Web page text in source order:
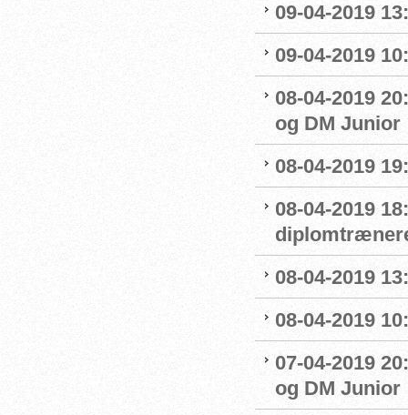
09-04-2019
09-04-2019
08-04-2019
og DM Junior
08-04-2019
08-04-2019
08-04-2019
08-04-2019
07-04-2019
og DM Junior